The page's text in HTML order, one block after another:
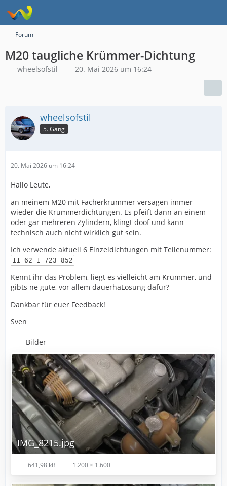
Forum
M20 taugliche Krümmer-Dichtung
wheelsofstil 20. Mai 2026 um 16:24
wheelsofstil
5. Gang
20. Mai 2026 um 16:24
Hallo Leute,
an meinem M20 mit Fächerkrümmer versagen immer
wieder die Krümmerdichtungen. Es pfeift dann an einem
oder gar mehreren Zylindern, klingt doof und kann
technisch auch nicht wirklich gut sein.
Ich verwende aktuell 6 Einzeldichtungen mit Teilenummer:
11 62 1 723 852
Kennt ihr das Problem, liegt es vielleicht am Krümmer, und
gibts ne gute, vor allem dauerhaLösung dafür?
Dankbar für euer Feedback!
Sven
Bilder
IMG_8215.jpg
641,98 kB 1.200 × 1.600